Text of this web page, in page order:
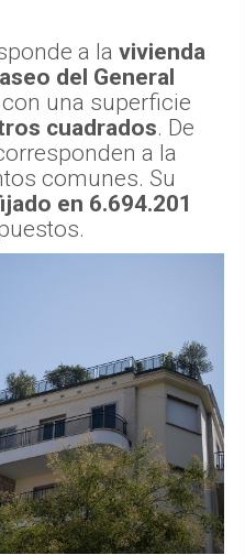
a la vivienda
del General
con una superficie
cuadrados. De
a la
comunes. Su
en 6.694.201